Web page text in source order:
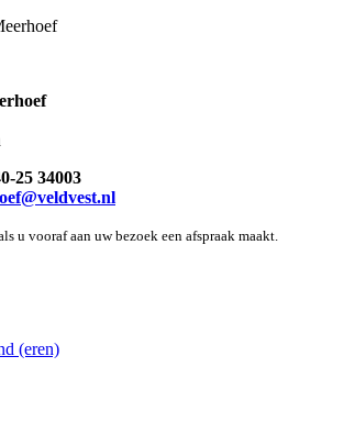
25 34003
u vooraf aan uw bezoek een afspraak maakt.
(eren)